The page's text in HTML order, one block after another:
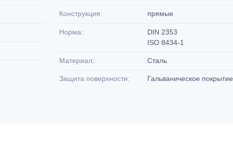
Конструкция: прямые
Норма:
DIN 2353
ISO 8434-1
Материал: Сталь
Защита поверхности: Гальваническое покрытие